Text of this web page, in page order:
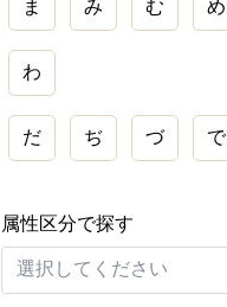
ま み む め
わ
だ ぢ づ で
属性区分で探す